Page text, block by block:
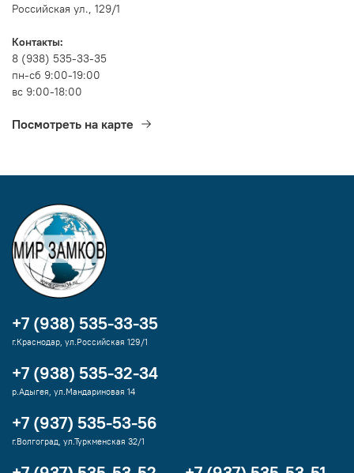
Российская ул., 129/1
Контакты:
8 (938) 535-33-35
пн-сб 9:00-19:00
вс 9:00-18:00
Посмотреть на карте
+7 (938) 535-33-35
г.Краснодар, ул.Российская 129/1
+7 (938) 535-32-34
р.Адыгея, ул.Мандариновая 14
+7 (937) 535-53-56
г.Волгоград, ул.Туркменская 32/1